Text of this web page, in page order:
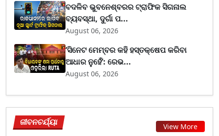
ବଦଳିବ ଭୁବନେଶ୍ବରର ଟ୍ରାଫିକ ସିଗନାଲ
ବ୍ୟବସ୍ଥା, ଦୁର୍ଗା ପ...
August 06, 2026
‘ସିନେଟ ମେମ୍ବର କହି ହସ୍ତକ୍ଷେପ କରିବା
ଆଧାର ନୁହେଁ’: ରେଭ...
August 06, 2026
ଜୀବନଚର୍ଯ୍ୟା View More